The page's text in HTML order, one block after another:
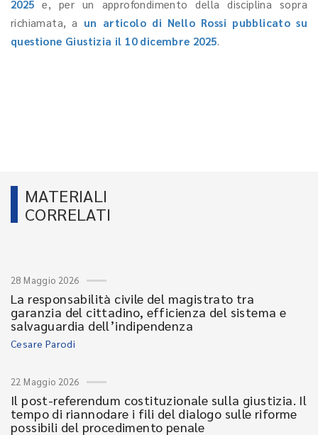
2025e, per un approfondimento della disciplina sopra
richiamata, a un articolo di Nello Rossi pubblicato su
questione Giustizia il 10 dicembre 2025.
MATERIALI
CORRELATI
28 Maggio 2026
La responsabilità civile del magistrato tra
garanzia del cittadino, efficienza del sistema e
salvaguardia dell’indipendenza
Cesare Parodi
22 Maggio 2026
Il post-referendum costituzionale sulla giustizia. Il
tempo di riannodare i fili del dialogo sulle riforme
possibili del procedimento penale